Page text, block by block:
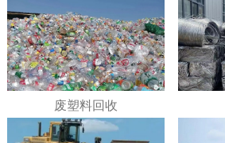
废塑料回收